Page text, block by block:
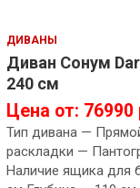
ДИВАНЫ
Диван Сонум
240 см
Цена от: 76990
Тип дивана —
раскладки —
Наличие ящика для